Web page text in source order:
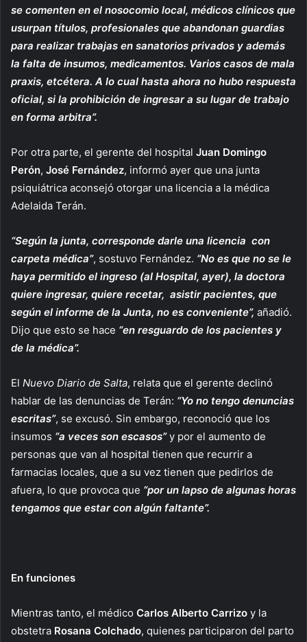
se comenten en el nosocomio local, médicos clínicos que
usurpan títulos, profesionales que abandonan guardias
para realizar trabajas en sanatorios privados y además
la falta de insumos, medicamentos. Varios casos de mala
praxis, etcétera. A lo cual hasta ahora no hubo respuesta
oficial, si la prohibición de ingresar a su lugar de trabajo
en forma arbitra”.
Por otra parte, el gerente del hospital Juan Domingo
Perón, José Fernández, informó ayer que una junta
psiquiátrica aconsejó otorgar una licencia a la médica
Adelaida Terán.
“Según la junta, corresponde darle una licencia con
carpeta médica”, sostuvo Fernández. “No es que no se le
haya permitido el ingreso (al Hospital, ayer), la doctora
quiere ingresar, quiere recetar, asistir pacientes, que
según el informe de la Junta, no es conveniente”, añadió.
Dijo que esto se hace “en resguardo de los pacientes y
de la médica”.
El Nuevo Diario de Salta, relata que el gerente declinó
hablar de las denuncias de Terán: “Yo no tengo denuncias
escritas”, se excusó. Sin embargo, reconoció que los
insumos “a veces son escasos”y por el aumento de
personas que van al hospital tienen que recurrir a
farmacias locales, que a su vez tienen que pedirlos de
afuera, lo que provoca que “por un lapso de algunas horas
tengamos que estar con algún faltante”.
En funciones
Mientras tanto, el médico Carlos Alberto Carrizo y la
obstetra Rosana Colchado, quienes participaron del parto